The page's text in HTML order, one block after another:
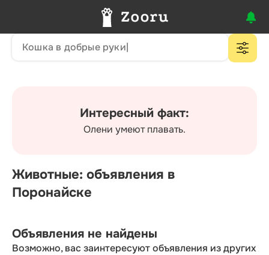
Интересный факт:
Олени умеют плавать.
Животные: объявления в
Поронайске
Объявления не найдены
Возможно, вас заинтересуют объявления из других